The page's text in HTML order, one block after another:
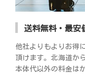
送料無料・最安
他社よりもよりお得
頂けます。北海道か
本体代以外の料金は